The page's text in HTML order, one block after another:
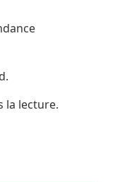
la lecture.